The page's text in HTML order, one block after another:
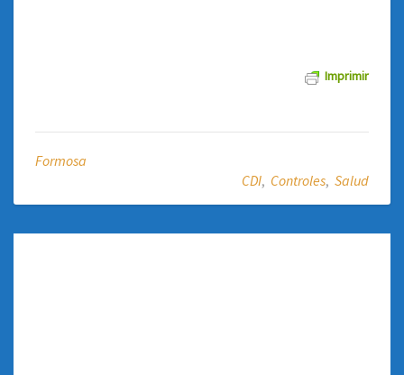
Imprimir
Formosa
CDI, Controles, Salud